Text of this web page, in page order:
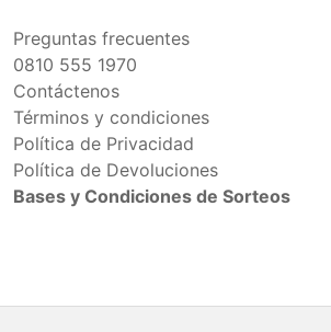
Preguntas frecuentes
0810 555 1970
Contáctenos
Términos y condiciones
Política de Privacidad
Política de Devoluciones
Bases y Condiciones de Sorteos